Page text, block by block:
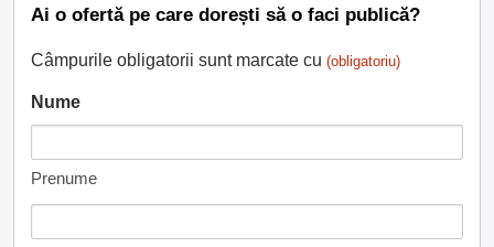
Ai o ofertă pe care dorești să o faci publică?
Câmpurile obligatorii sunt marcate cu (obligatoriu)
Nume
Prenume